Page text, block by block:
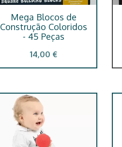
Mega Blocos de
Construção Coloridos
- 45 Peças
14,00 €